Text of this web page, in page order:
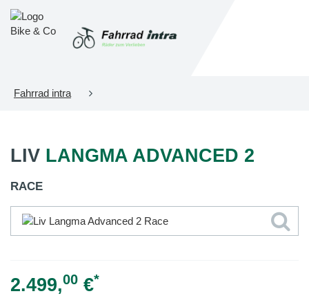
Fahrrad intra
LIV LANGMA ADVANCED 2
RACE
2.499,00 €*